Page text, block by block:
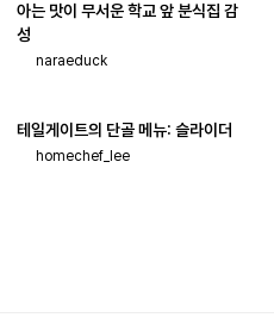
아는 맛이 무서운 학교 앞 분식집 감
성
naraeduck
테일게이트의 단골 메뉴: 슬라이더
homechef_lee